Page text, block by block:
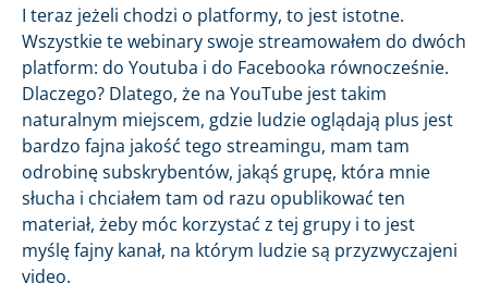
I teraz jeżeli chodzi o platformy, to jest istotne.
Wszystkie te webinary swoje streamowałem do dwóch
platform: do Youtuba i do Facebooka równocześnie.
Dlaczego? Dlatego, że na YouTube jest takim
naturalnym miejscem, gdzie ludzie oglądają plus jest
bardzo fajna jakość tego streamingu, mam tam
odrobinę subskrybentów, jakąś grupę, która mnie
słucha i chciałem tam od razu opublikować ten
materiał, żeby móc korzystać z tej grupy i to jest
myślę fajny kanał, na którym ludzie są przyzwyczajeni
video.